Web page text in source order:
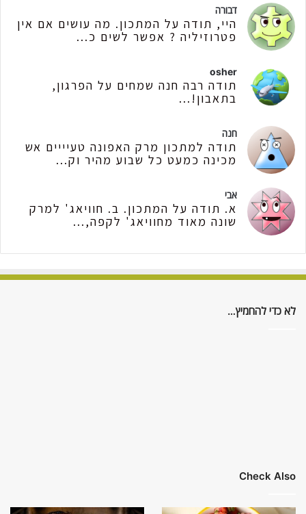
דבורה
היי, תודה על המתכון. מה עושים אם אין
פטרוזיליה ? אפשר לשים כ...
osher
תודה רבה חנה שמחים על הפרגון,
בתאבון!...
חנה
תודה למתכון מרק האפונה טעיייים אש
מכינה כמעט כל שבוע מהיר וק...
אבי
א. תודה על המתכון. ב. חוויאג' למרק
שונה מאוד מחוויאג' לקפה,...
לא כדי להחמיץ…
Check Also